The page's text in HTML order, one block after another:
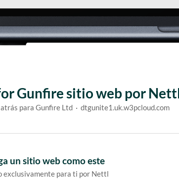
Gunfire sitio web por
atrás para Gunfire Ltd · dtgunite1.uk.w3pcloud.com
un sitio web como este
exclusivamente para ti por Nettl